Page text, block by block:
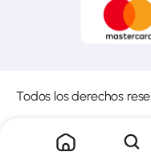
Todos los derechos
Sitio web diseñado y
Empresarial A4 S.A.S